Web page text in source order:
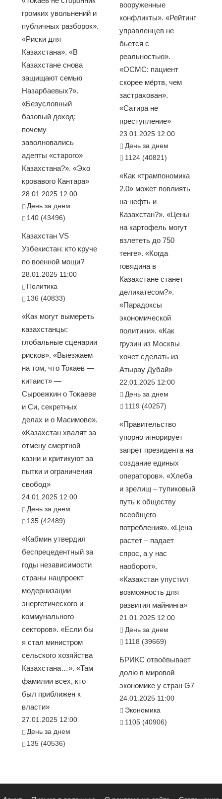
громких увольнений и
публичных разборок».
«Риски для
Казахстана». «В
Казахстане снова
защищают семью
Назарбаевых?».
«Безусловный
базовый доход:
почему
заволновались
адепты «старого»
Казахстана?». «Эхо
кровавого Кантара»
28.01.2025 12:00
День за днем
140 (43496)
Казахстан VS
Узбекистан: кто круче
по военной мощи?
28.01.2025 11:00
Политика
136 (40833)
«Как могут вымереть
казахстанцы:
глобальные сценарии
рисков». «Выезжаем
на том, что Токаев —
китаист» —
Сыроежкин о Токаеве
и Си, секретных
делах и о Масимове».
«Казахстан хвалят за
отмену смертной
казни и критикуют за
пытки и ограничения
свобод»
24.01.2025 12:00
День за днем
135 (42489)
«Кабмин утвердил
беспрецедентный за
годы независимости
страны нацпроект
модернизации
энергетического и
коммунального
секторов». «Если бы
я стал министром
сельского хозяйства
Казахстана…». «Там
фамилии всех, кто
был приближен к
власти»
27.01.2025 12:00
День за днем
135 (40536)
вооруженные
конфликты». «Рейтинг
управленцев не
бьется с
реальностью».
«ОСМС: пациент
скорее мёртв, чем
застрахован».
«Сатира не
преступление»
23.01.2025 12:00
День за днем
1124 (40821)
«Как «трампономика
2.0» может повлиять
на нефть и
Казахстан?». «Цены
на картофель могут
взлететь до 750
тенге». «Когда
говядина в
Казахстане станет
деликатесом?».
«Парадоксы
экономической
политики». «Как
грузин из Москвы
хочет сделать из
Атырау Дубай»
22.01.2025 12:00
День за днем
1119 (40257)
«Правительство
упорно игнорирует
запрет президента на
создание единых
операторов». «Хлеба
и зрелищ – тупиковый
путь к обществу
всеобщего
потребления». «Цена
растет – падает
спрос, а у нас
наоборот».
«Казахстан упустил
возможность для
развития майнинга»
21.01.2025 12:00
День за днем
1118 (39669)
БРИКС отвоёвывает
долю в мировой
экономике у стран G7
24.01.2025 11:00
Экономика
1105 (40906)